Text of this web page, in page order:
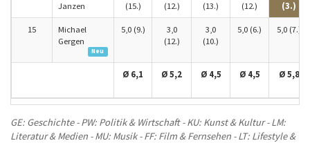
Janzen
(15.)
(12.)
(13.)
(12.)
(3.)
15
Michael
Gergen
Neu
5,0 (9.)
3,0
(12.)
3,0
(10.)
5,0 (6.) 5,0 (7.)
Ø 6,1 Ø 5,2 Ø 4,5 Ø 4,5 Ø 5,8
GE: Geschichte - PW: Politik & Wirtschaft - KU: Kunst & Kultur - LM:
Literatur & Medien - MU: Musik - FF: Film & Fernsehen - LT: Lifestyle &